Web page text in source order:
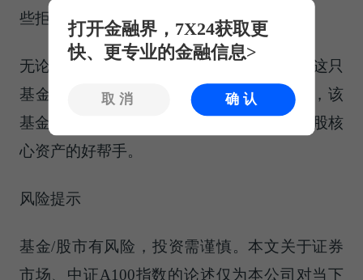
些拒绝内耗、专注创造的前行者。
无论您是投资新人还是资深行家，不妨关注这只
基金—
华富中证A100ETF(561880)
的表现，该
基金密切跟踪中证A100指数，是助您投资A股核
心资产的好帮手。
风险提示
基金/股市有风险，投资需谨慎。本文关于证券
市场、中证A100指数的论述仅为本公司对当下
打开金融界，7X24获取更
快、更专业的金融信息>
取消 确认